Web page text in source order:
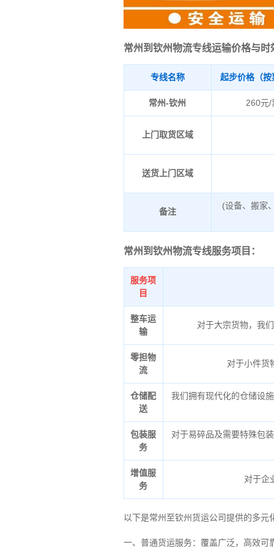
常州到钦州物流专线运输价格与时
专线名称 起步价格（按
常州-钦州 260元/
上门取货区域
送货上门区域
备注
(设备、搬家
常州到钦州物流专线服务项目：
服务项
目
整车运
输
对于大宗货物，我
零担物
流
对于小件货
仓储配
送
我们拥有现代化的仓储设
包装服
务
对于易碎品及需要特殊包
增值服
务
对于企
以下是常州至钦州货运公司提供的多
一、普通货运服务：覆盖广泛，高效可